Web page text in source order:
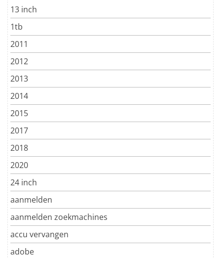
13 inch
1tb
2011
2012
2013
2014
2015
2017
2018
2020
24 inch
aanmelden
aanmelden zoekmachines
accu vervangen
adobe